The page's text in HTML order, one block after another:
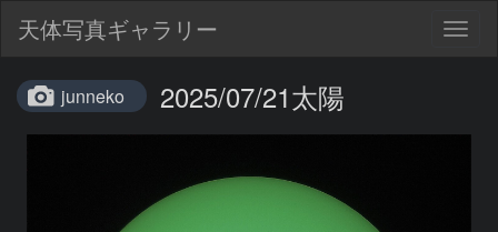
天体写真ギャラリー
junneko 2025/07/21太陽